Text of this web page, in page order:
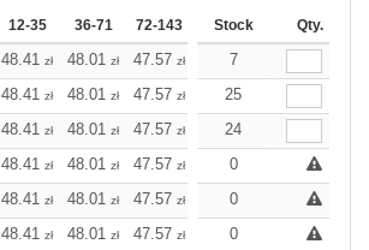
12-35 36-71 72-143 144-287 288 +
Stock Qty.
48.41 zł 48.01 zł 47.57 zł 47.12
7
48.41 zł 48.01 zł 47.57 zł 47.12
25
48.41 zł 48.01 zł 47.57 zł 47.12
24
48.41 zł 48.01 zł 47.57 zł 47.12 47.12zł
0
48.41 zł 48.01 zł 47.57 zł 47.12 47.12zł
0
48.41 zł 48.01 zł 47.57 zł 47.12 47.12zł
0